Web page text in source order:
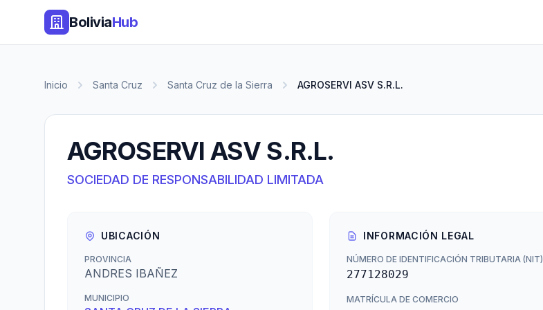
BoliviaHub
Inicio Santa Cruz Santa Cruz de la Sierra AGROSERVI ASV S.R.L.
AGROSERVI ASV S.R.L.
SOCIEDAD DE RESPONSABILIDAD LIMITADA
UBICACIÓN
PROVINCIA
ANDRES IBAÑEZ
MUNICIPIO
INFORMACIÓN LEGAL
NÚMERO DE IDENTIFICACIÓN TRIBUTARIA (NIT)
277128029
MATRÍCULA DE COMERCIO